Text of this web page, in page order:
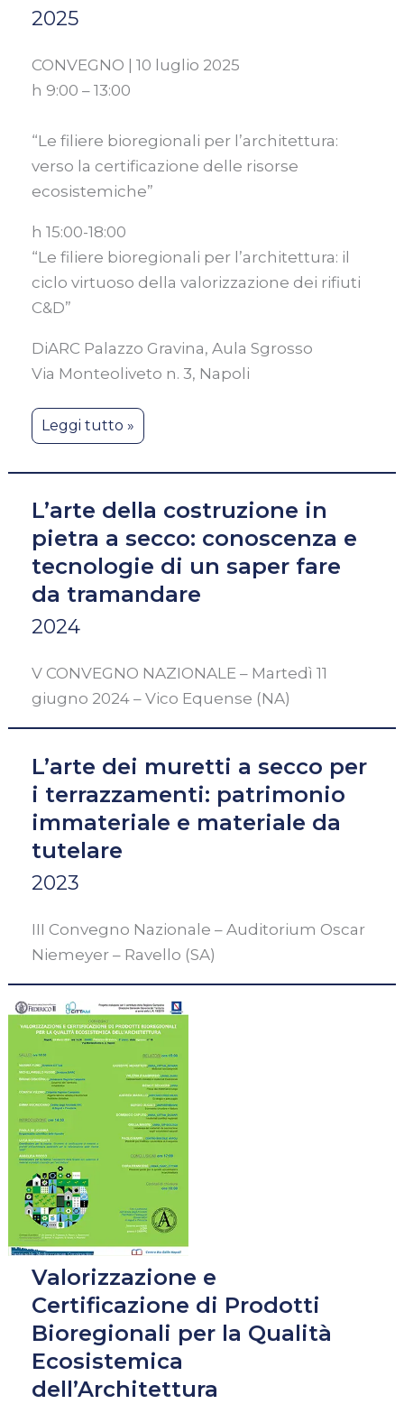
2025
CONVEGNO | 10 luglio 2025
h 9:00 – 13:00
“Le filiere bioregionali per l’architettura:
verso la certificazione delle risorse
ecosistemiche”
h 15:00-18:00
“Le filiere bioregionali per l’architettura: il
ciclo virtuoso della valorizzazione dei rifiuti
C&D”
DiARC Palazzo Gravina, Aula Sgrosso
Via Monteoliveto n. 3, Napoli
Leggi tutto »
L’arte della costruzione in
pietra a secco: conoscenza e
tecnologie di un saper fare
da tramandare
2024
V CONVEGNO NAZIONALE – Martedì 11
giugno 2024 – Vico Equense (NA)
L’arte dei muretti a secco per
i terrazzamenti: patrimonio
immateriale e materiale da
tutelare
2023
III Convegno Nazionale – Auditorium Oscar
Niemeyer – Ravello (SA)
Valorizzazione e
Certificazione di Prodotti
Bioregionali per la Qualità
Ecosistemica
dell’Architettura
Valorizzazione
e
Certificazione
di
Prodotti
Bioregionali
per
la
Qualità
Ecosistemica
dell’Architettura